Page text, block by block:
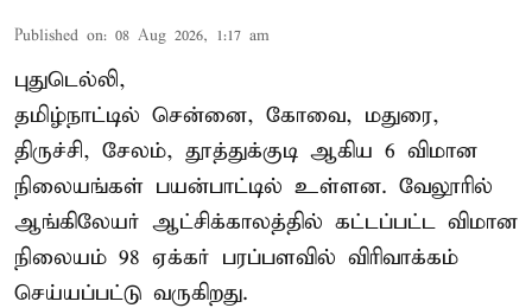
Published on: 08 Aug 2026, 1:17 am
புதுடெல்லி,
தமிழ்நாட்டில் சென்னை, கோவை, மதுரை,
திருச்சி, சேலம், தூத்துக்குடி ஆகிய 6 விமான
நிலையங்கள் பயன்பாட்டில் உள்ளன. வேலூரில்
ஆங்கிலேயர் ஆட்சிக்காலத்தில் கட்டப்பட்ட விமான
நிலையம் 98 ஏக்கர் பரப்பளவில் விரிவாக்கம்
செய்யப்பட்டு வருகிறது.